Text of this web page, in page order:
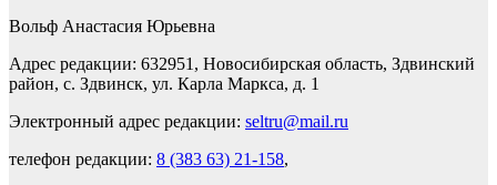
Вольф Анастасия Юрьевна
Адрес редакции: 632951, Новосибирская область, Здвинский
район, с. Здвинск, ул. Карла Маркса, д. 1
Электронный адрес редакции: seltru@mail.ru
телефон редакции: 8 (383 63) 21-158,